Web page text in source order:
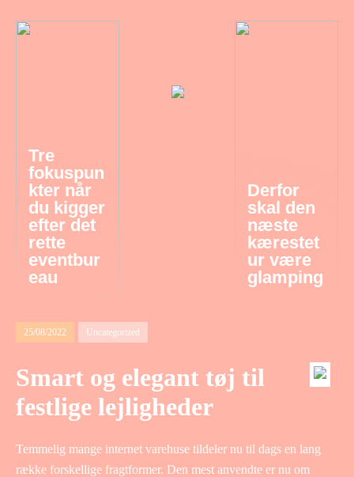
Tre
fokuspun
kter når
du kigger
efter det
rette
eventbur
eau
Derfor
skal den
næste
kærestet
ur være
glamping
25/08/2022 Uncategorized
Smart og elegant tøj til
festlige lejligheder
Temmelig mange internet varehuse tildeler nu til dags en lang
række forskellige fragtformer. Den mest anvendte er nu om